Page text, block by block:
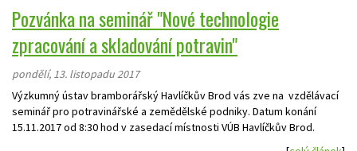
Pozvánka na seminář "Nové technologie
zpracování a skladování potravin"
pondělí, 13. listopadu 2017
Výzkumný ústav bramborářský Havlíčkův Brod vás zve na vzdělávací
seminář pro potravinářské a zemědělské podniky. Datum konání
15.11.2017 od 8:30 hod v zasedací místnosti VÚB Havlíčkův Brod.